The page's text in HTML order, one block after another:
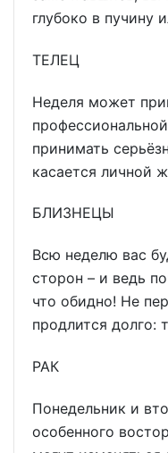
глубоко в пучину
ТЕЛЕЦ
Неделя может
принимать
касается личной
БЛИЗНЕЦЫ
Всю неделю вас
сторон – и ведь
что обидно! Не
продлится долго:
РАК
Понедельник и
особенного